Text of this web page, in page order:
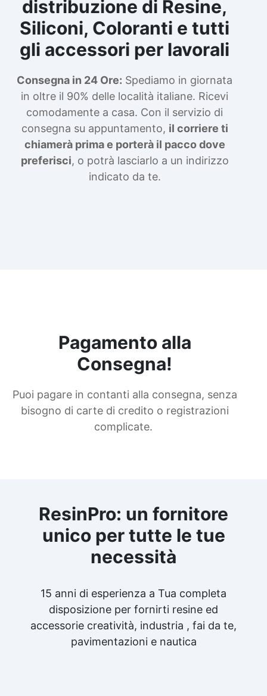
sul luogo di lavoro e puliti regolarmente
secondo le raccomandazioni del produttore.
Contient des isocyanates. Peut provoquer
une réaction allergique. La lecture de la fiche
de données de sécurité est obligatoire avant
formation appropriée est obligatoire avant
toute utilisation industrielle ou
professionnelle.
distribuzione di Resine,
Siliconi, Coloranti e tutti
gli accessori per lavorali
Consegna in 24 Ore: Spediamo in giornata
in oltre il 90% delle località italiane. Ricevi
comodamente a casa. Con il servizio di
consegna su appuntamento, il corriere ti
chiamerà prima e porterà il pacco dove
preferisci, o potrà lasciarlo a un indirizzo
indicato da te.
Pagamento alla
Consegna!
Puoi pagare in contanti alla consegna, senza
bisogno di carte di credito o registrazioni
complicate.
ResinPro: un fornitore
unico per tutte le tue
necessità
15 anni di esperienza a Tua completa
disposizione per fornirti resine ed
accessorie creatività, industria , fai da te,
pavimentazioni e nautica